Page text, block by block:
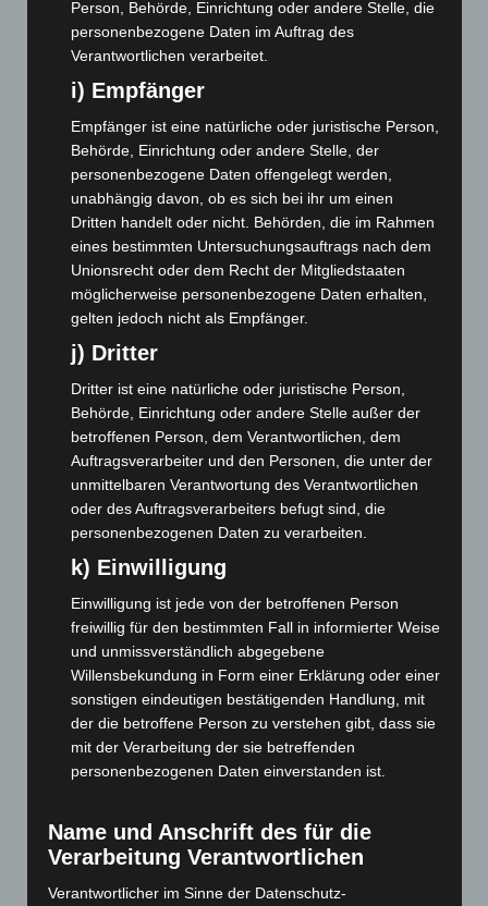
Februar 2024(103)
Januar 2024(111)
November 2023
(130)
Oktober 2023 (114)
September 2023(133)
August 2023(134)
Juli 2023(118)
Juni 2023(142)
Mai 2023(139)
März 2023
Februar 2023
(154)
Januar 2023(140)
Dezember 2022(130)
November 2022 (167)
Oktober 2022(166)
September 2022 (205)
August 2022(166)
Juli 2022(133)
Mai 2022(177)
April 2022(198)
(221)
Januar 2022 (190)
Dezember 2021(204)
November 2021(215)
Person, Behörde, Einrichtung oder andere Stelle, die
personenbezogene Daten im Auftrag des
Verantwortlichen verarbeitet.
i) Empfänger
Empfänger ist eine natürliche oder juristische Person,
Behörde, Einrichtung oder andere Stelle, der
personenbezogene Daten offengelegt werden,
unabhängig davon, ob es sich bei ihr um einen
Dritten handelt oder nicht. Behörden, die im Rahmen
eines bestimmten Untersuchungsauftrags nach dem
Unionsrecht oder dem Recht der Mitgliedstaaten
möglicherweise personenbezogene Daten erhalten,
gelten jedoch nicht als Empfänger.
j) Dritter
Dritter ist eine natürliche oder juristische Person,
Behörde, Einrichtung oder andere Stelle außer der
betroffenen Person, dem Verantwortlichen, dem
Auftragsverarbeiter und den Personen, die unter der
unmittelbaren Verantwortung des Verantwortlichen
oder des Auftragsverarbeiters befugt sind, die
personenbezogenen Daten zu verarbeiten.
k) Einwilligung
Einwilligung ist jede von der betroffenen Person
freiwillig für den bestimmten Fall in informierter Weise
und unmissverständlich abgegebene
Willensbekundung in Form einer Erklärung oder einer
sonstigen eindeutigen bestätigenden Handlung, mit
der die betroffene Person zu verstehen gibt, dass sie
mit der Verarbeitung der sie betreffenden
personenbezogenen Daten einverstanden ist.
Name und Anschrift des für die
Verarbeitung Verantwortlichen
Verantwortlicher im Sinne der Datenschutz-